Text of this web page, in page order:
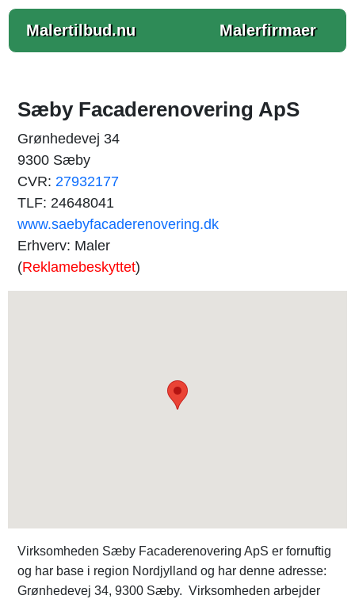
Malertilbud.nu Malerfirmaer
Sæby Facaderenovering ApS
Grønhedevej 34
9300 Sæby
CVR: 27932177
TLF: 24648041
www.saebyfacaderenovering.dk
Erhverv: Maler
(Reklamebeskyttet)
Virksomheden Sæby Facaderenovering ApS er fornuftig
og har base i region Nordjylland og har denne adresse:
Grønhedevej 34, 9300 Sæby. Virksomheden arbejder